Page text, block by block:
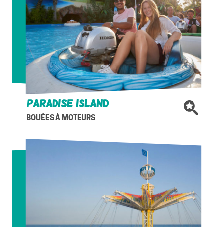
Paradise island
BOUÉES À MOTEURS